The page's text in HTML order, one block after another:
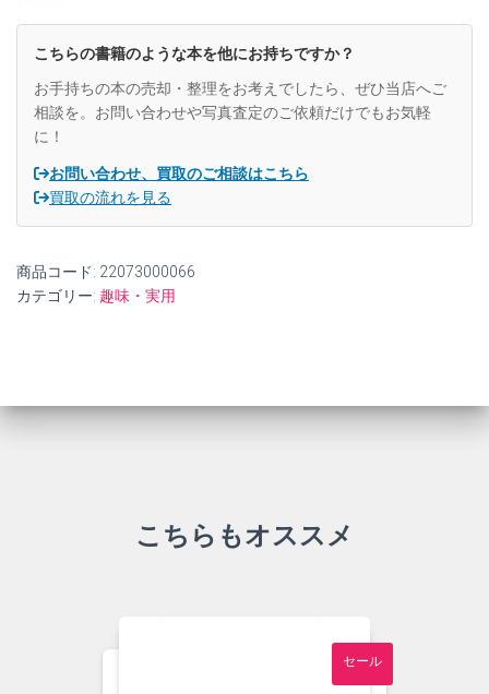
こちらの書籍のような本を他にお持ちですか？
お手持ちの本の売却・整理をお考えでしたら、ぜひ当店へご
相談を。お問い合わせや写真査定のご依頼だけでもお気軽
に！
お問い合わせ、買取のご相談はこちら
買取の流れを見る
商品コード: 22073000066
カテゴリー: 趣味・実用
こちらもオススメ
セール